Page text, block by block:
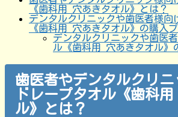
《歯科用 穴あきタオル》とは？
デンタルクリニックや歯医者様向
《歯科用 穴あきタオル》の購入
デンタルクリニックや歯医
ル《歯科用 穴あきタオル》
歯医者やデンタルクリニ
ドレープタオル《歯科
ル》とは？